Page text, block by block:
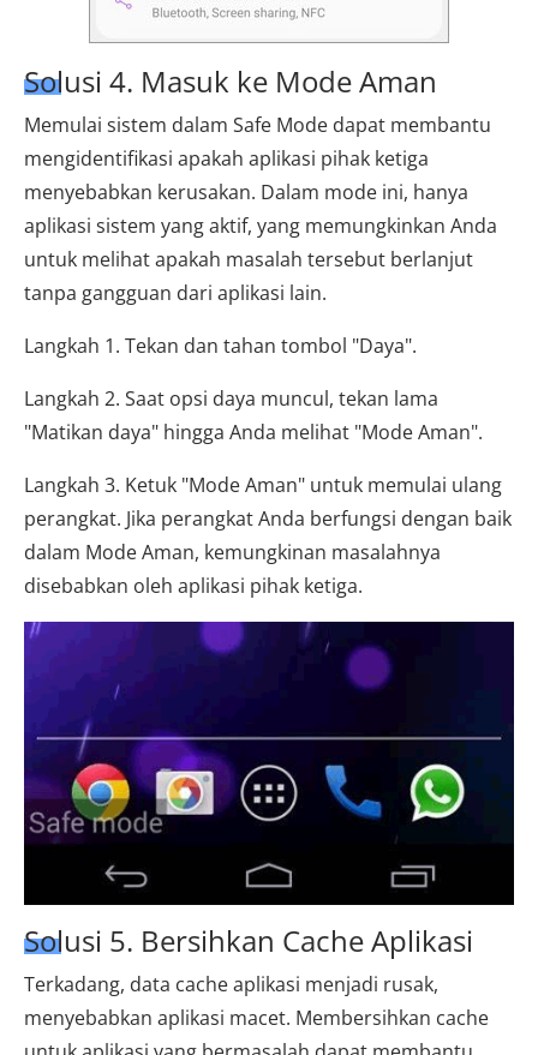
Solusi 4. Masuk ke Mode Aman
Memulai sistem dalam Safe Mode dapat membantu
mengidentifikasi apakah aplikasi pihak ketiga
menyebabkan kerusakan. Dalam mode ini, hanya
aplikasi sistem yang aktif, yang memungkinkan Anda
untuk melihat apakah masalah tersebut berlanjut
tanpa gangguan dari aplikasi lain.
Langkah 1. Tekan dan tahan tombol "Daya".
Langkah 2. Saat opsi daya muncul, tekan lama
"Matikan daya" hingga Anda melihat "Mode Aman".
Langkah 3. Ketuk "Mode Aman" untuk memulai ulang
perangkat. Jika perangkat Anda berfungsi dengan baik
dalam Mode Aman, kemungkinan masalahnya
disebabkan oleh aplikasi pihak ketiga.
Solusi 5. Bersihkan Cache Aplikasi
Terkadang, data cache aplikasi menjadi rusak,
menyebabkan aplikasi macet. Membersihkan cache